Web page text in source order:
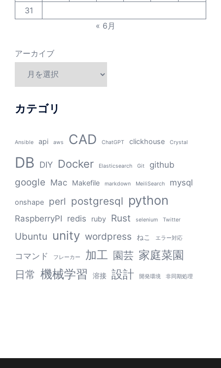
31
« 6月
アーカイブ
カテゴリ
Ansible api aws CAD ChatGPT clickhouse Crystal
DB DIY Docker Elasticsearch Git github
google Mac Makefile markdown MeiliSearch mysql
onshape perl postgresql python
RaspberryPI redis ruby Rust selenium Twitter
Ubuntu unity wordpress ねこ エラー対応
コマンド フレーカー 加工 園芸 家庭菜園
日常 機械学習 溶接 設計 開発環境 非同期処理